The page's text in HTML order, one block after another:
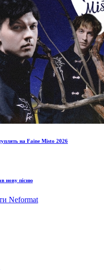
на Faine Misto 2026
нову пісню
Neformat